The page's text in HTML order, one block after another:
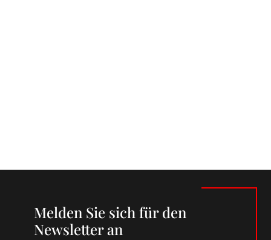
Melden Sie sich für den
Newsletter an